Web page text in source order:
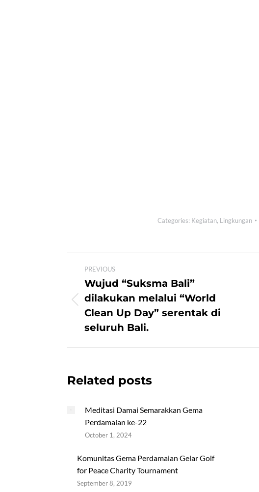
Categories: Kegiatan, Lingkungan
Post
navigation
PREVIOUS
Previous
post:
Wujud “Suksma Bali”
dilakukan melalui “World
Clean Up Day” serentak di
seluruh Bali.
Related posts
Meditasi Damai Semarakkan Gema
Perdamaian ke-22
October 1, 2024
Komunitas Gema Perdamaian Gelar Golf
for Peace Charity Tournament
September 8, 2019